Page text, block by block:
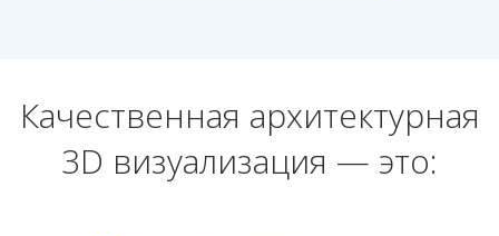
Качественная архитектурная
3D визуализация — это: